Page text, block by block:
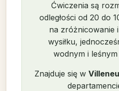
Ćwiczenia są
odległości od 20 do
na zróżnicowanie
wysiłku,
wodnym i
Znajduje się w